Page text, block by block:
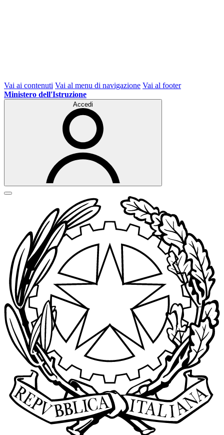
Vai ai contenuti Vai al menu di navigazione Vai al footer
Ministero dell'Istruzione
Accedi